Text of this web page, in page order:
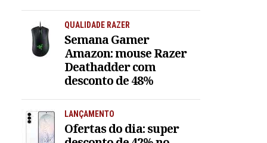
QUALIDADE RAZER
Semana Gamer
Amazon: mouse Razer
Deathadder com
desconto de 48%
LANÇAMENTO
Ofertas do dia: super